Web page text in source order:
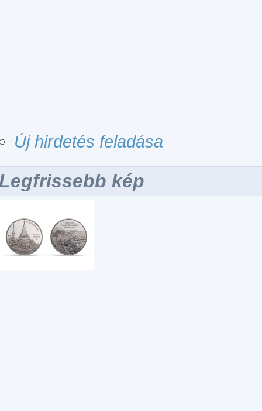
Új hirdetés feladása
kép